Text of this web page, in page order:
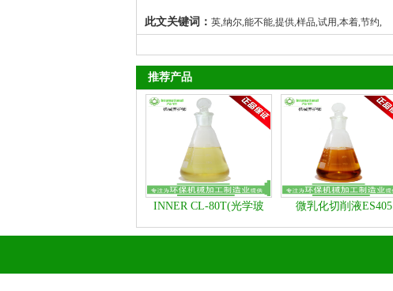
此文关键词： 英,纳尔,能不能,提供,样品,试用,本着,节约,
推荐产品
INNER CL-80T(光学玻
微乳化切削液ES405